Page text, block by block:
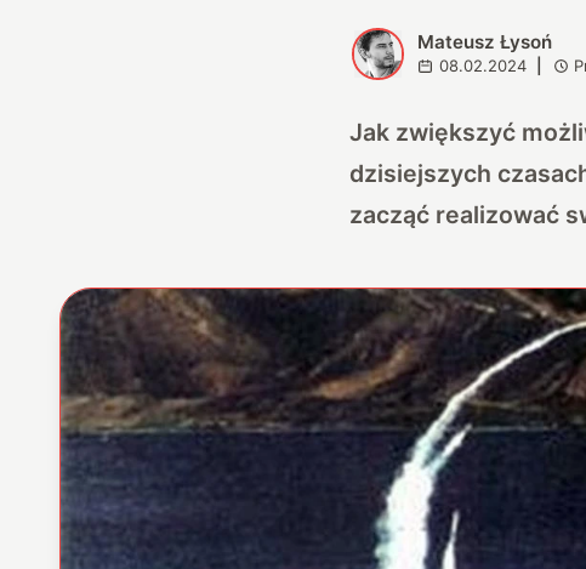
M Mateusz Łysoń
08.02.2024
Jak zwiększyć
dzisiejszych
zacząć realizować